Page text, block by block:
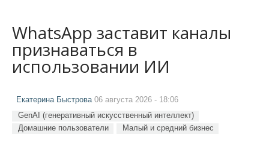
WhatsApp заставит каналы
признаваться в
использовании ИИ
Екатерина Быстрова06 августа 2026 - 18:06
GenAI (генеративный искусственный интеллект)
Домашние пользователи
Малый и средний бизнес